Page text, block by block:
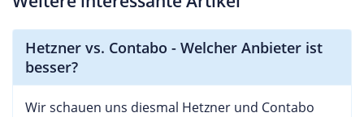
Hetzner vs. Contabo - Welcher Anbieter ist
besser?
Wir schauen uns diesmal Hetzner und Contabo